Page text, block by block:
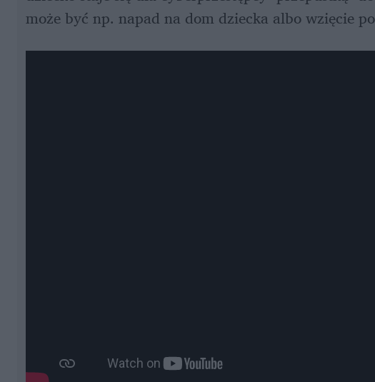
może być np. napad na dom dziecka albo wzięcie